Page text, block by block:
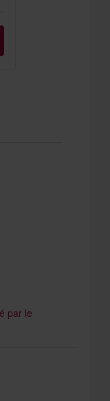
par le